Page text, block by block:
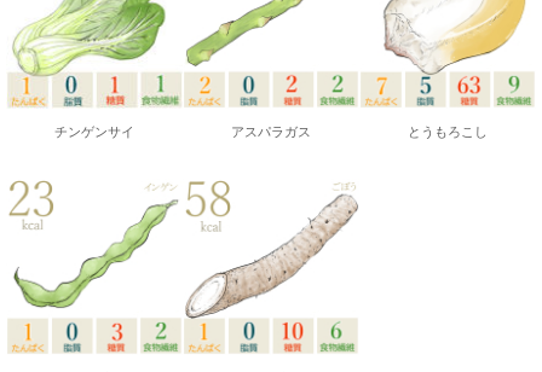
チンゲンサイ アスパラガス とうもろこし